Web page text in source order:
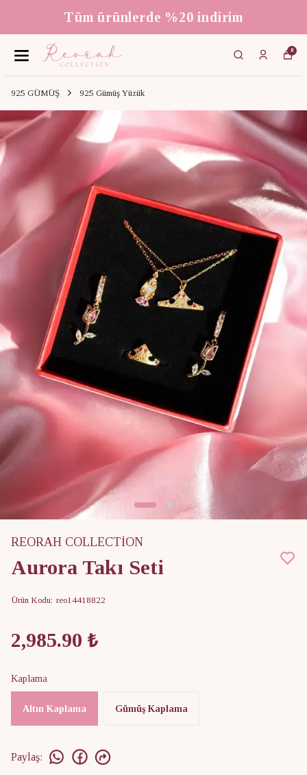
Tüm ürünlerde %20 indirim
0
925 GÜMÜŞ 925 Gümüş Yüzük
REORAH COLLECTİON
Aurora Takı Seti
Ürün Kodu: reo14418822
2,985.90 ₺
Kaplama
Altın Kaplama Gümüş Kaplama
Paylaş: